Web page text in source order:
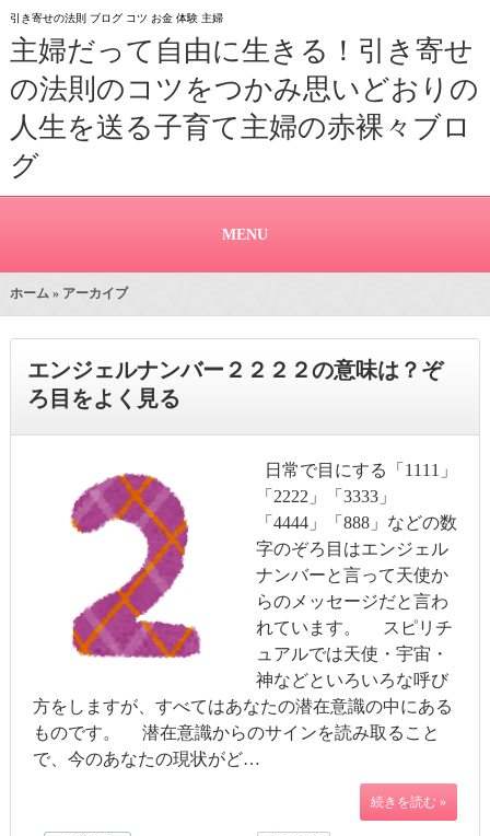
引き寄せの法則 ブログ コツ お金 体験 主婦
主婦だって自由に生きる！引き寄せ
の法則のコツをつかみ思いどおりの
人生を送る子育て主婦の赤裸々ブロ
グ
MENU
ホーム» アーカイブ
エンジェルナンバー２２２２の意味は？ぞ
ろ目をよく見る
日常で目にする「1111」
「2222」「3333」
「4444」「888」などの数
字のぞろ目はエンジェル
ナンバーと言って天使か
らのメッセージだと言わ
れています。 スピリチ
ュアルでは天使・宇宙・
神などといろいろな呼び
方をしますが、すべてはあなたの潜在意識の中にある
ものです。 潜在意識からのサインを読み取ること
で、今のあなたの現状がど…
続きを読む »